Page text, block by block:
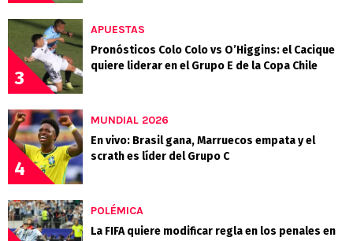
3
APUESTAS
Pronósticos Colo Colo vs O’Higgins: el Cacique
quiere liderar en el Grupo E de la Copa Chile
4
MUNDIAL 2026
En vivo: Brasil gana, Marruecos empata y el
scrath es líder del Grupo C
POLÉMICA
La FIFA quiere modificar regla en los penales en